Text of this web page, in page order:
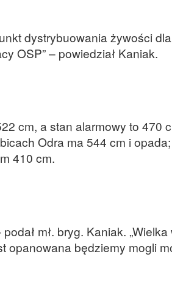
dystrybuowania żywości
OSP” – powiedział Kaniak.
cm, a stan alarmowy to 470
Odra ma 544 cm i
410 cm.
mł. bryg. Kaniak.
opanowana będziemy mogli